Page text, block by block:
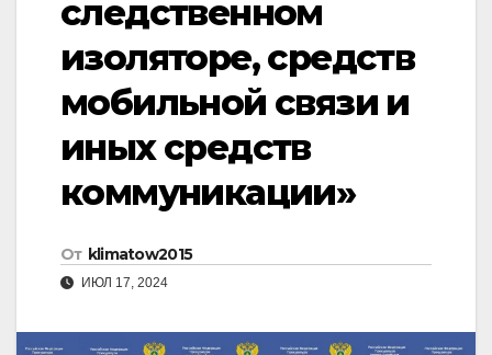
следственном
изоляторе, средств
мобильной связи и
иных средств
коммуникации»
От klimatow2015
ИЮЛ 17, 2024